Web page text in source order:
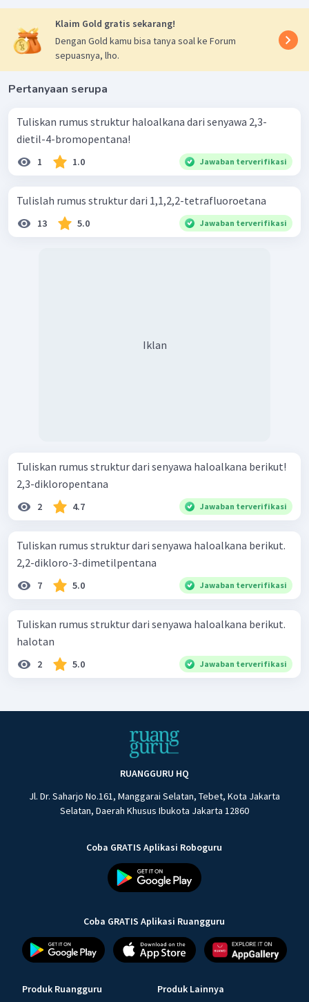
Klaim Gold gratis sekarang!
Dengan Gold kamu bisa tanya soal ke Forum
sepuasnya, lho.
Pertanyaan serupa
Tuliskan rumus struktur haloalkana dari senyawa 2,3-
dietil-4-bromopentana!
1 1.0 Jawaban terverifikasi
Tulislah rumus struktur dari 1,1,2,2-tetrafluoroetana
13 5.0 Jawaban terverifikasi
Iklan
Tuliskan rumus struktur dari senyawa haloalkana berikut!
2,3-dikloropentana
2 4.7 Jawaban terverifikasi
Tuliskan rumus struktur dari senyawa haloalkana berikut.
2,2-dikloro-3-dimetilpentana
7 5.0 Jawaban terverifikasi
Tuliskan rumus struktur dari senyawa haloalkana berikut.
halotan
2 5.0 Jawaban terverifikasi
RUANGGURU HQ
Jl. Dr. Saharjo No.161, Manggarai Selatan, Tebet, Kota Jakarta
Selatan, Daerah Khusus Ibukota Jakarta 12860
Coba GRATIS Aplikasi Roboguru
Coba GRATIS Aplikasi Ruangguru
Produk Ruangguru Produk Lainnya